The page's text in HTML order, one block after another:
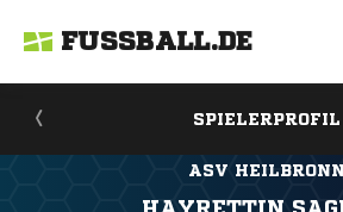
FUSSBALL.DE
SPIELERPROFIL
ASV HEILBRONN
HAYRETTIN